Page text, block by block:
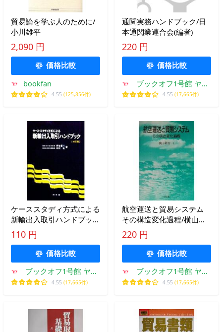
貿易論を学ぶ人のために/
小川雄平
2,090 円
価格比較
bookfan
4.55 (125,856件)
通関実務ハンドブック/日
本通関業連合会(編者)
220 円
価格比較
ブックオフ1号館 ヤフ
ーショッピング店
4.55 (17,665件)
ケーススタディ方式による
新輸出入取引ハンドブッ
ク/来住哲二(著者),中村弘
(著者)
110 円
価格比較
ブックオフ1号館 ヤフ
ーショッピング店
4.55 (17,665件)
航空運送と貿易システム
その構造変化過程/横山研
治(著者)
220 円
価格比較
ブックオフ1号館 ヤフ
ーショッピング店
4.55 (17,665件)